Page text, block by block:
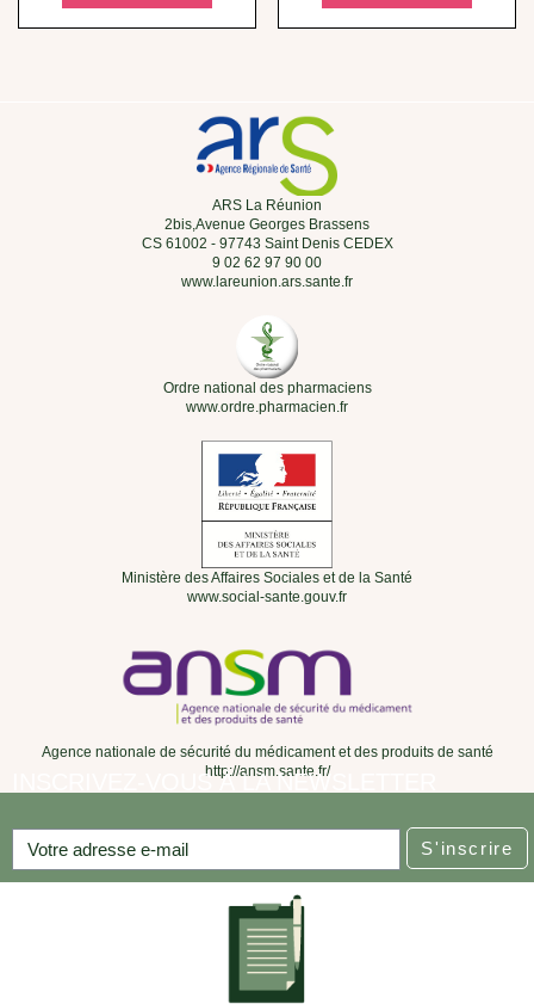
ARS La Réunion
2bis,Avenue Georges Brassens
CS 61002 - 97743 Saint Denis CEDEX
9 02 62 97 90 00
www.lareunion.ars.sante.fr
Ordre national des pharmaciens
www.ordre.pharmacien.fr
Ministère des Affaires Sociales et de la Santé
www.social-sante.gouv.fr
Agence nationale de sécurité du médicament et des produits de santé
http://ansm.sante.fr/
INSCRIVEZ-VOUS À LA NEWSLETTER
S'inscrire